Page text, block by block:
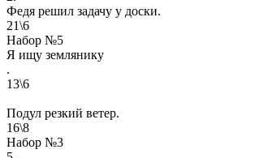
Федя решил задачу у доски.
21\6
Набор №5
Я ищу землянику
.
13\6
Подул резкий ветер.
16\8
Набор №3